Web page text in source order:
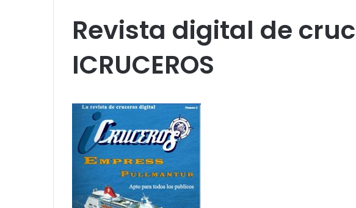
Revista digital de
ICRUCEROS